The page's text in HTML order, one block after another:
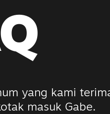
yang kami
masuk Gabe.